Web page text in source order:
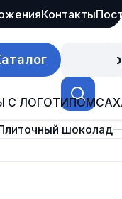
Контакты
С ЛОГОТИПОМ
шоколад